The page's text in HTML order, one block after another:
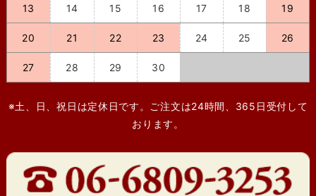
13 14 15 16 17 18 19
20 21 22 23 24 25 26
27 28 29 30
※土、日、祝日は定休日です。ご注文は24時間、365日受付して
おります。